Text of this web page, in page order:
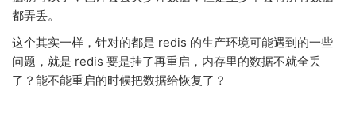
都弄丢。
这个其实一样，针对的都是 redis 的生产环境可能遇到的一些
问题，就是 redis 要是挂了再重启，内存里的数据不就全丢
了？能不能重启的时候把数据给恢复了？